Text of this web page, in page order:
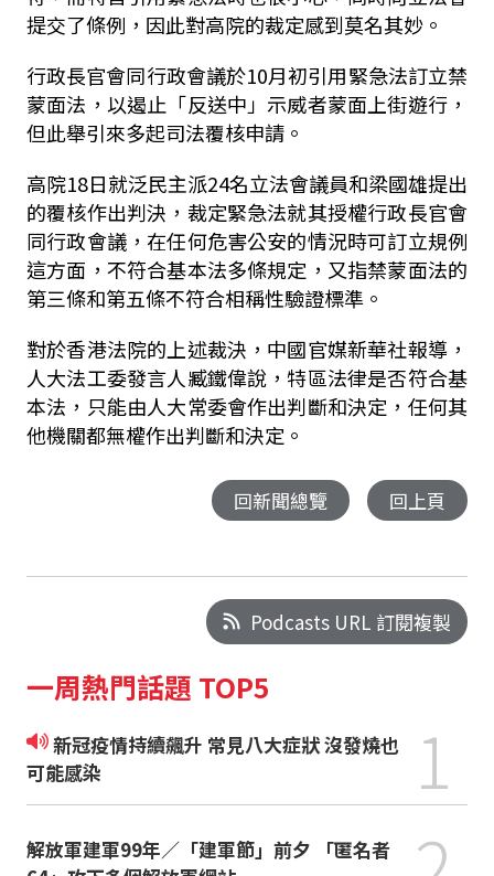
提交了條例，因此對高院的裁定感到莫名其妙。
行政長官會同行政會議於10月初引用緊急法訂立禁
蒙面法，以遏止「反送中」示威者蒙面上街遊行，
但此舉引來多起司法覆核申請。
高院18日就泛民主派24名立法會議員和梁國雄提出
的覆核作出判決，裁定緊急法就其授權行政長官會
同行政會議，在任何危害公安的情況時可訂立規例
這方面，不符合基本法多條規定，又指禁蒙面法的
第三條和第五條不符合相稱性驗證標準。
對於香港法院的上述裁決，中國官媒新華社報導，
人大法工委發言人臧鐵偉說，特區法律是否符合基
本法，只能由人大常委會作出判斷和決定，任何其
他機關都無權作出判斷和決定。
回新聞總覽 回上頁
Podcasts URL 訂閱複製
一周熱門話題 TOP5
新冠疫情持續飆升 常見八大症狀 沒發燒也
可能感染
1
解放軍建軍99年／「建軍節」前夕 「匿名者